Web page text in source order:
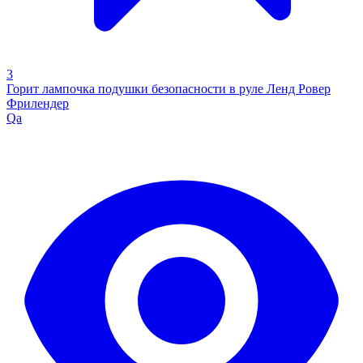
3
Горит лампочка подушки безопасности в руле Ленд Ровер
Фрилендер
Qa